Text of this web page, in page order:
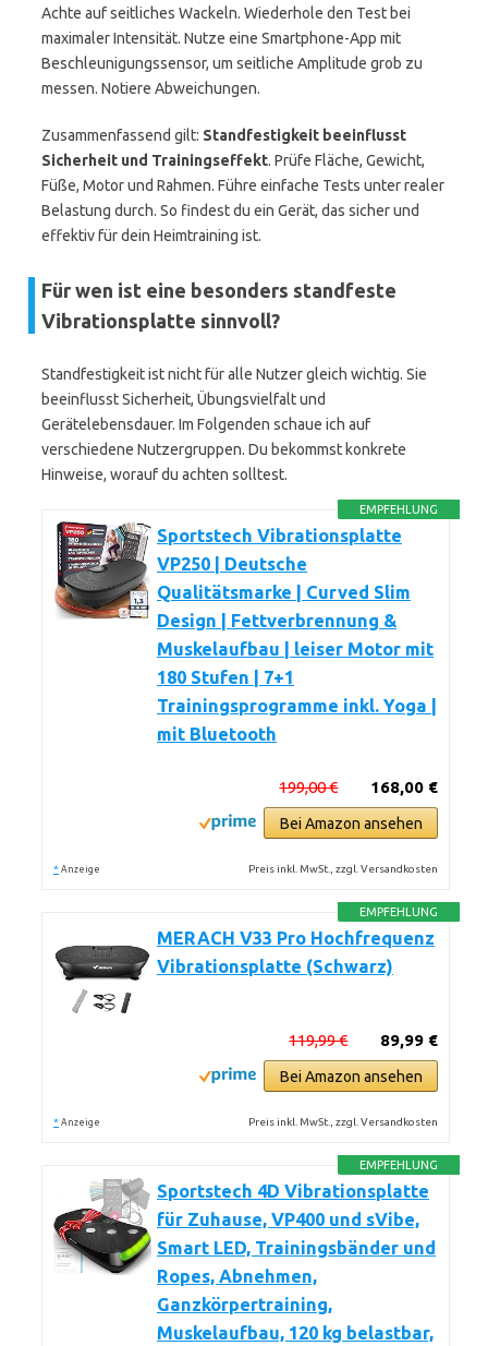
Achte auf seitliches Wackeln. Wiederhole den Test bei
maximaler Intensität. Nutze eine Smartphone-App mit
Beschleunigungssensor, um seitliche Amplitude grob zu
messen. Notiere Abweichungen.
Zusammenfassend gilt: Standfestigkeit beeinflusst
Sicherheit und Trainingseffekt. Prüfe Fläche, Gewicht,
Füße, Motor und Rahmen. Führe einfache Tests unter realer
Belastung durch. So findest du ein Gerät, das sicher und
effektiv für dein Heimtraining ist.
Für wen ist eine besonders standfeste
Vibrationsplatte sinnvoll?
Standfestigkeit ist nicht für alle Nutzer gleich wichtig. Sie
beeinflusst Sicherheit, Übungsvielfalt und
Gerätelebensdauer. Im Folgenden schaue ich auf
verschiedene Nutzergruppen. Du bekommst konkrete
Hinweise, worauf du achten solltest.
EMPFEHLUNG
Sportstech Vibrationsplatte
VP250 | Deutsche
Qualitätsmarke | Curved Slim
Design | Fettverbrennung &
Muskelaufbau | leiser Motor mit
180 Stufen | 7+1
Trainingsprogramme inkl. Yoga |
mit Bluetooth
168,00 €
199,00 €
Bei Amazon ansehen
* Anzeige Preis inkl. MwSt., zzgl. Versandkosten
EMPFEHLUNG
MERACH V33 Pro Hochfrequenz
Vibrationsplatte (Schwarz)
89,99 €
119,99 €
Bei Amazon ansehen
* Anzeige Preis inkl. MwSt., zzgl. Versandkosten
EMPFEHLUNG
Sportstech 4D Vibrationsplatte
für Zuhause, VP400 und sVibe,
Smart LED, Trainingsbänder und
Ropes, Abnehmen,
Ganzkörpertraining,
Muskelaufbau, 120 kg belastbar,